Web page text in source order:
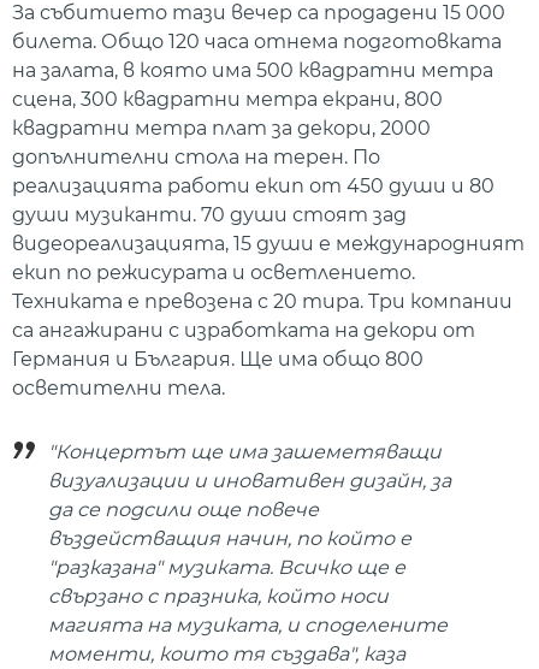
За събитието тази вечер са продадени 15 000
билета. Общо 120 часа отнема подготовката
на залата, в която има 500 квадратни метра
сцена, 300 квадратни метра екрани, 800
квадратни метра плат за декори, 2000
допълнителни стола на терен. По
реализацията работи екип от 450 души и 80
души музиканти. 70 души стоят зад
видеореализацията, 15 души е международният
екип по режисурата и осветлението.
Техниката е превозена с 20 тира. Три компании
са ангажирани с изработката на декори от
Германия и България. Ще има общо 800
осветителни тела.
"Концертът ще има зашеметяващи
визуализации и иновативен дизайн, за
да се подсили още повече
въздействащия начин, по който е
"разказана" музиката. Всичко ще е
свързано с празника, който носи
магията на музиката, и споделените
моменти, които тя създава", каза